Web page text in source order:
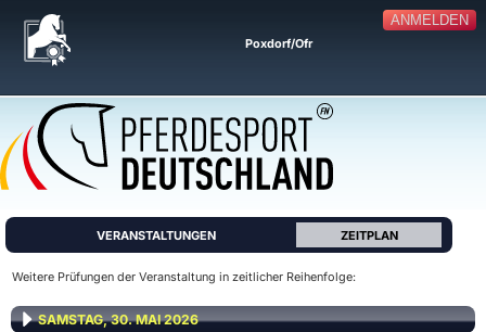
ANMELDEN
Poxdorf/Ofr
VERANSTALTUNGEN ZEITPLAN
Weitere Prüfungen der Veranstaltung in zeitlicher Reihenfolge:
SAMSTAG, 30. MAI 2026